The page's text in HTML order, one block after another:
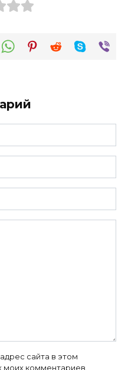
сайта в этом
комментариев.